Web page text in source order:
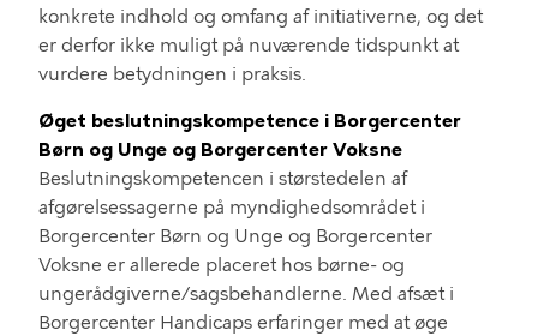
konkrete indhold og omfang af initiativerne, og det
er derfor ikke muligt på nuværende tidspunktat
vurdere betydningen i praksis.
Øget beslutningskompetence i Borgercenter
Børn og Unge og Borgercenter Voksne
Beslutningskompetencen i størstedelen af
afgørelsessagerne på myndighedsområdet i
Borgercenter Børn og Unge og Borgercenter
Voksne er allerede placeret hos børne- og
ungerådgiverne/sagsbehandlerne. Med afsæt i
Borgercenter Handicaps erfaringer med atøge